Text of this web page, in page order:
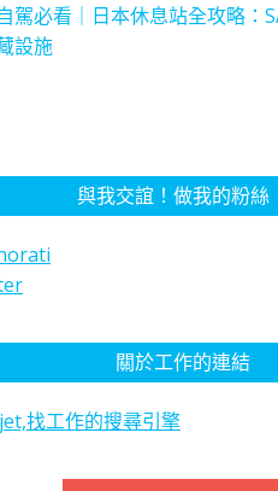
駕必看｜日本休息站全攻略：
設施
與我交誼！做我的粉絲
關於工作的連結
找工作的搜尋引擎